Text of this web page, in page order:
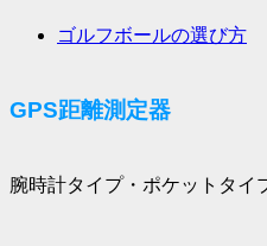
ゴルフボールの選び方
GPS距離測定器
腕時計タイプ・ポケットタイ